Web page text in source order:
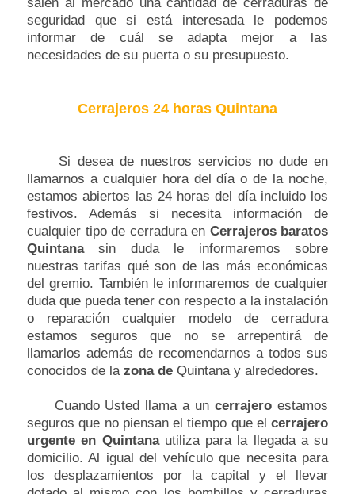
seguridad que si está interesada le podemos
informar de cuál se adapta mejor a las
necesidades de su puerta o su presupuesto.
Cerrajeros 24 horas Quintana
Si desea de nuestros servicios no dude en
llamarnos a cualquier hora del día o de la noche,
estamos abiertos las 24 horas del día incluido los
festivos. Además si necesita información de
cualquier tipo de cerradura en Cerrajeros baratos
Quintanasin duda le informaremos sobre
nuestras tarifas qué son de las más económicas
del gremio. También le informaremos de cualquier
duda que pueda tener con respecto a la instalación
o reparación cualquier modelo de cerradura
estamos seguros que no se arrepentirá de
llamarlos además de recomendarnos a todos sus
conocidos de la zona de Quintana y alrededores.
Cuando Usted llama a uncerrajero estamos
seguros que no piensan el tiempo que el cerrajero
urgente en Quintanautiliza para la llegada a su
domicilio. Al igual del vehículo que necesita para
los desplazamientos por la capital y el llevar